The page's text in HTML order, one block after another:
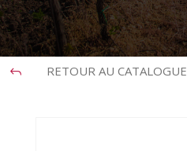
J RETOUR AU CATALOGUE